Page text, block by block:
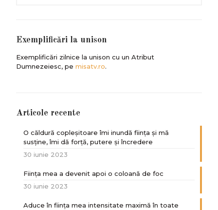
Exemplificări la unison
Exemplificări zilnice la unison cu un Atribut
Dumnezeiesc, pe misatv.ro.
Articole recente
O căldură copleșitoare îmi inundă ființa și mă
susține, îmi dă forță, putere și încredere
30 iunie 2023
Ființa mea a devenit apoi o coloană de foc
30 iunie 2023
Aduce în ființa mea intensitate maximă în toate